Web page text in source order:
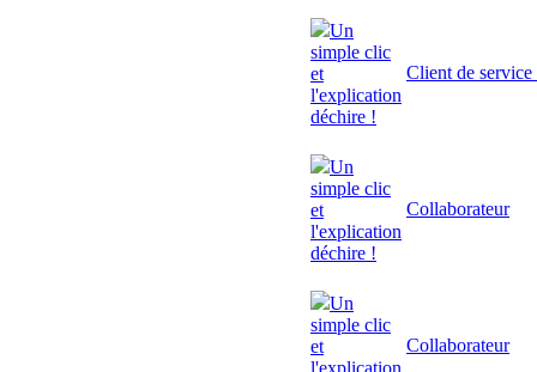
Un
simple clic
et
l'explication
déchire !
Client de
Un
simple clic
et
l'explication
déchire !
Collaborateur
Un
simple clic
et
l'explication
Collaborateur